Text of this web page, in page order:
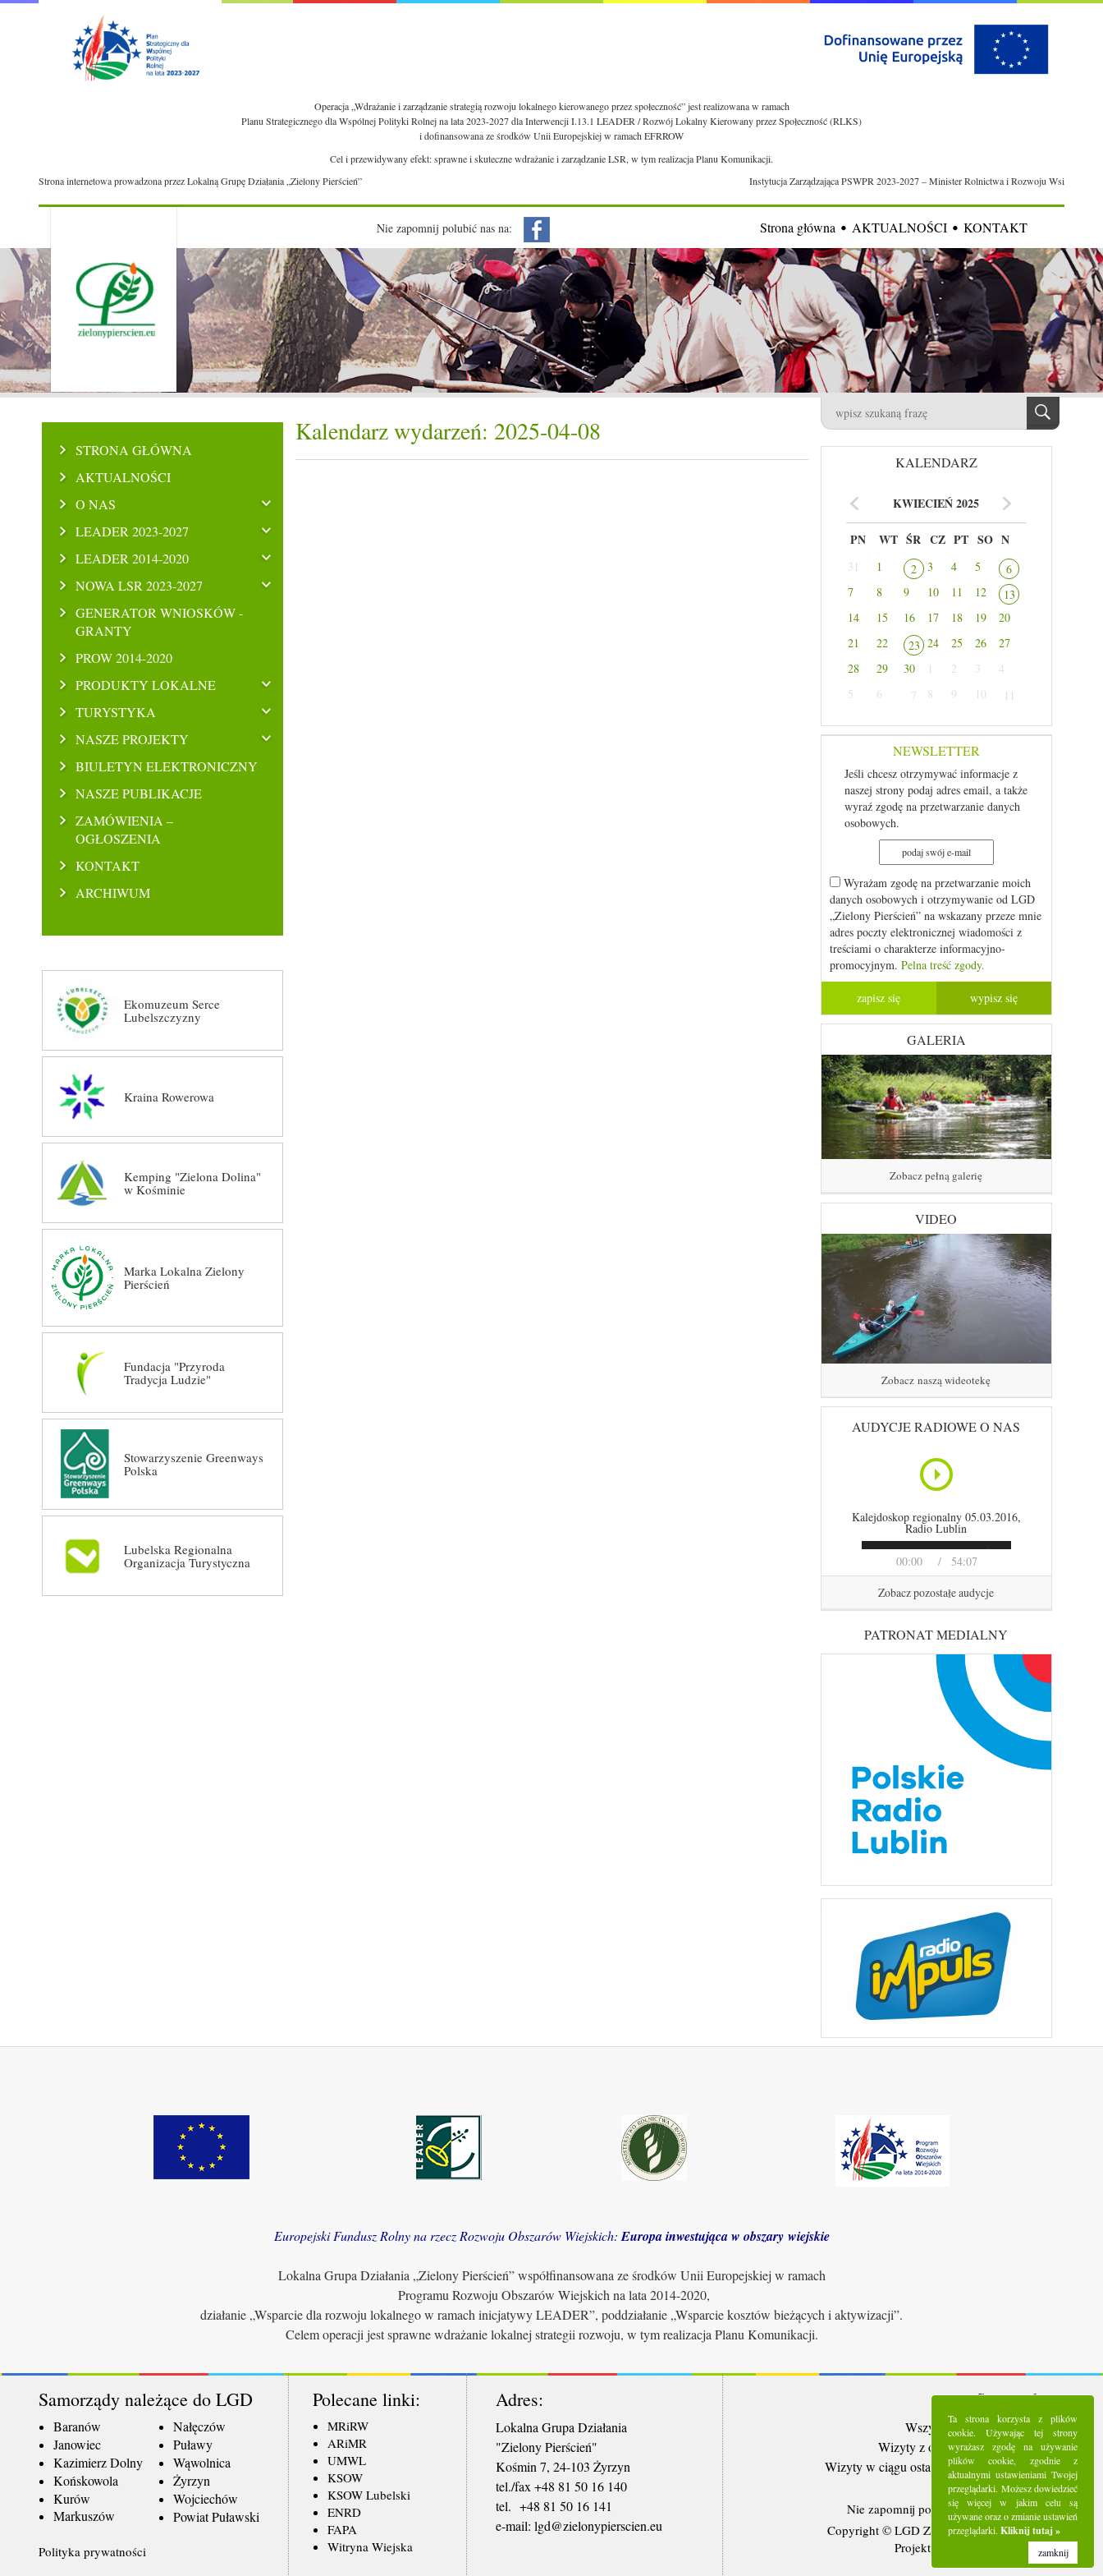
Operacja „Wdrażanie i zarządzanie strategią rozwoju lokalnego kierowanego przez społeczność” jest realizowana w ramach
Planu Strategicznego dla Wspólnej Polityki Rolnej na lata 2023-2027 dla Interwencji I.13.1 LEADER / Rozwój Lokalny Kierowany przez Społeczność (RLKS)
i dofinansowana ze środków Unii Europejskiej w ramach EFRROW
Cel i przewidywany efekt: sprawne i skuteczne wdrażanie i zarządzanie LSR, w tym realizacja Planu Komunikacji.
Strona internetowa prowadzona przez Lokalną Grupę Działania „Zielony Pierścień”
Instytucja Zarządzająca PSWPR 2023-2027 – Minister Rolnictwa i Rozwoju Wsi
Nie zapomnij polubić nas na: Strona główna AKTUALNOŚCI KONTAKT
STRONA GŁÓWNA
AKTUALNOŚCI
O NAS
LEADER 2023-2027
LEADER 2014-2020
NOWA LSR 2023-2027
GENERATOR WNIOSKÓW -
GRANTY
PROW 2014-2020
PRODUKTY LOKALNE
TURYSTYKA
NASZE PROJEKTY
BIULETYN ELEKTRONICZNY
NASZE PUBLIKACJE
ZAMÓWIENIA –
OGŁOSZENIA
KONTAKT
ARCHIWUM
Ekomuzeum Serce
Lubelszczyzny
Kraina Rowerowa
Kemping "Zielona Dolina"
w Kośminie
Marka Lokalna Zielony
Pierścień
Fundacja "Przyroda
Tradycja Ludzie"
Stowarzyszenie Greenways
Polska
Lubelska Regionalna
Organizacja Turystyczna
Kalendarz wydarzeń: 2025-04-08
KALENDARZ
KWIECIEŃ 2025
PN WT ŚR CZ PT SO N
31 1 2 3 4 5
6
7
8 9 10 11 12
13
14
15 16 17 18 19
20
21
22 23 24 25 26
27
28
29 30 1 2 3
4
5
6 7 8 9 10 11
NEWSLETTER
Jeśli chcesz otrzymywać informacje z
naszej strony podaj adres email, a także
wyraź zgodę na przetwarzanie danych
osobowych.
Wyrażam zgodę na przetwarzanie moich
danych osobowych i otrzymywanie od LGD
„Zielony Pierścień” na wskazany przeze mnie
adres poczty elektronicznej wiadomości z
treściami o charakterze informacyjno-
promocyjnym. Pelna treść zgody.
GALERIA
Zobacz pełną galerię
VIDEO
Zobacz naszą wideotekę
AUDYCJE RADIOWE O NAS
00:00 54:07
Kalejdoskop regionalny 05.03.2016,
Radio Lublin
Zobacz pozostałe audycje
PATRONAT MEDIALNY
Europejski Fundusz Rolny na rzecz Rozwoju Obszarów Wiejskich: Europa inwestująca w obszary wiejskie
Lokalna Grupa Działania „Zielony Pierścień” współfinansowana ze środków Unii Europejskiej w ramach
Programu Rozwoju Obszarów Wiejskich na lata 2014-2020,
działanie „Wsparcie dla rozwoju lokalnego w ramach inicjatywy LEADER”, poddziałanie „Wsparcie kosztów bieżących i aktywizacji”.
Celem operacji jest sprawne wdrażanie lokalnej strategii rozwoju, w tym realizacja Planu Komunikacji.
Samorządy należące do LGD
Baranów
Janowiec
Kazimierz Dolny
Końskowola
Kurów
Markuszów
Nałęczów
Puławy
Wąwolnica
Żyrzyn
Wojciechów
Powiat Puławski
Polecane linki:
MRiRW
ARiMR
UMWL
KSOW
KSOW Lubelski
ENRD
FAPA
Witryna Wiejska
Adres:
Lokalna Grupa Działania
"Zielony Pierścień"
Kośmin 7, 24-103 Żyrzyn
tel./fax +48 81 50 16 140
tel. +48 81 50 16 141
​e-mail: lgd@zielonypierscien.eu
Statystyki:
Wszystkie wizyty: 5286040
Wizyty z ostatnich 30 dni: 91501
Wizyty w ciągu ostatniego tygodnia:
21962
Użytkownicy online: 5
Nie zapomnij polubić nas na Facebooku
Copyright © LGD Zielony Pierścień - 2016.
Projekt i wykonanie - Freeline.
Polityka prywatności
Ta strona korzysta z plików
cookie. Używając tej strony
wyrażasz zgodę na używanie
plików cookie, zgodnie z
aktualnymi ustawieniami Twojej
przeglądarki. Możesz dowiedzieć
się więcej w jakim celu są
używane oraz o zmianie ustawień
przeglądarki. Kliknij tutaj »
zamknij